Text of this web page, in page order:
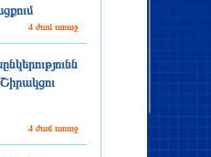
4 ժամ առաջ
4 ժամ առաջ